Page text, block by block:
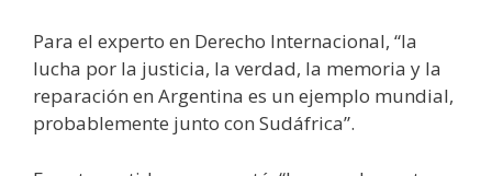
Para el experto en Derecho Internacional, “la
lucha por la justicia, la verdad, la memoria y la
reparación en Argentina es un ejemplo mundial,
probablemente junto con Sudáfrica”.